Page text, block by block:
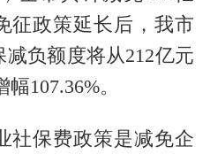
征政策延长后，我市
负额度将从212亿元
107.36%。
保费政策是减免企